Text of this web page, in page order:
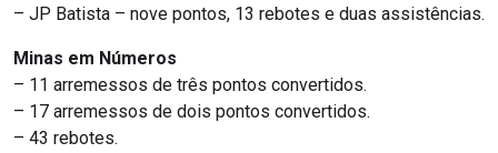
– JP Batista – nove pontos, 13 rebotes e duas assistências.
Minas em Números
– 11 arremessos de três pontos convertidos.
– 17 arremessos de dois pontos convertidos.
– 43 rebotes.